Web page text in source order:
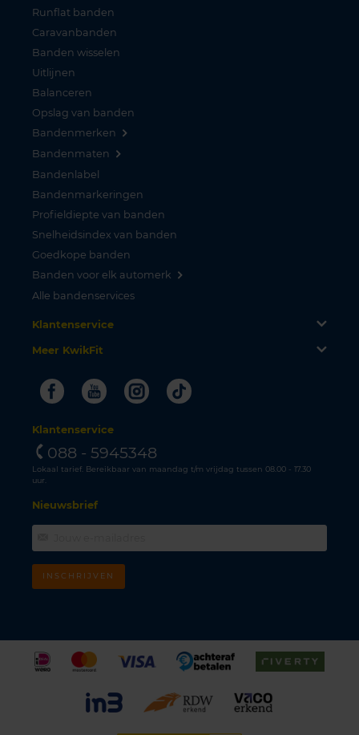
Runflat banden
Caravanbanden
Banden wisselen
Uitlijnen
Balanceren
Opslag van banden
Bandenmerken
Bandenmaten
Bandenlabel
Bandenmarkeringen
Profieldiepte van banden
Snelheidsindex van banden
Goedkope banden
Banden voor elk automerk
Alle bandenservices
Klantenservice
Meer KwikFit
FacebookYoutubeInstagram
Tiktok
Klantenservice
088 - 5945348
Lokaal tarief. Bereikbaar van maandag t/m vrijdag tussen 08.00 - 17.30
uur.
Nieuwsbrief
INSCHRIJVEN